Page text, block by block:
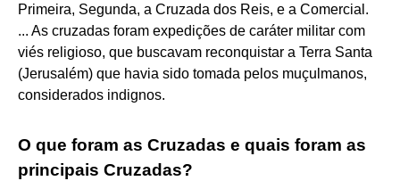
Primeira, Segunda, a Cruzada dos Reis, e a Comercial.
... As cruzadas foram expedições de caráter militar com
viés religioso, que buscavam reconquistar a Terra Santa
(Jerusalém) que havia sido tomada pelos muçulmanos,
considerados indignos.
O que foram as Cruzadas e quais foram as
principais Cruzadas?